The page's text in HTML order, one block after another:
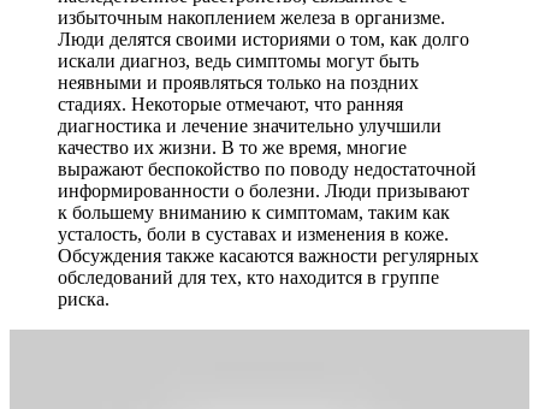
избыточным накоплением железа в организме.
Люди делятся своими историями о том, как долго
искали диагноз, ведь симптомы могут быть
неявными и проявляться только на поздних
стадиях. Некоторые отмечают, что ранняя
диагностика и лечение значительно улучшили
качество их жизни. В то же время, многие
выражают беспокойство по поводу недостаточной
информированности о болезни. Люди призывают
к большему вниманию к симптомам, таким как
усталость, боли в суставах и изменения в коже.
Обсуждения также касаются важности регулярных
обследований для тех, кто находится в группе
риска.